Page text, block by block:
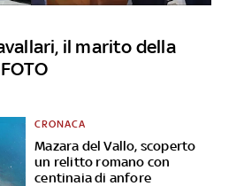
il marito della
Mazara del Vallo, scoperto
un relitto romano con
centinaia di anfore
CRONACA